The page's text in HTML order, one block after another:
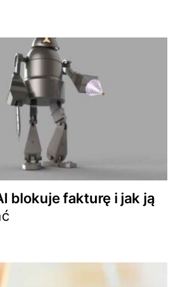
blokuje fakturę i jak ją